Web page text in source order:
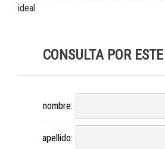
ideal.
CONSULTA POR